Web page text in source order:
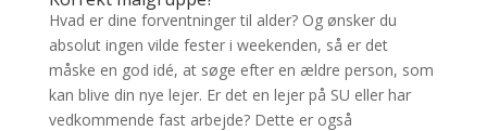
Hvad er dine forventninger til alder? Og ønsker du
absolut ingen vilde fester i weekenden, så er det
måske en god idé, at søge efter en ældre person, som
kan blive din nye lejer. Er det en lejer på SU eller har
vedkommende fast arbejde? Dette er også